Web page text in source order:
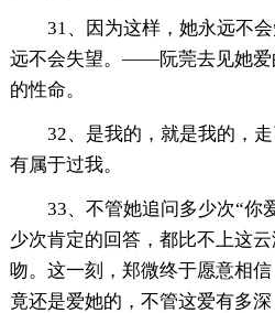
31、因为这样，她永远不
远不会失望。——阮莞去见她爱
的性命。
32、是我的，就是我的，
有属于过我。
33、不管她追问多少次“你
少次肯定的回答，都比不上这
吻。这一刻，郑微终于愿意相
竟还是爱她的，不管这爱有多